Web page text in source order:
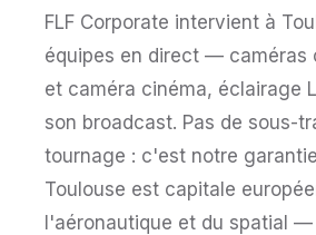
FLF Corporate intervient à
équipes en direct — caméras
et caméra cinéma, éclairage
son broadcast. Pas de sous-
tournage : c'est notre
Toulouse est capitale
l'aéronautique et du spatial —